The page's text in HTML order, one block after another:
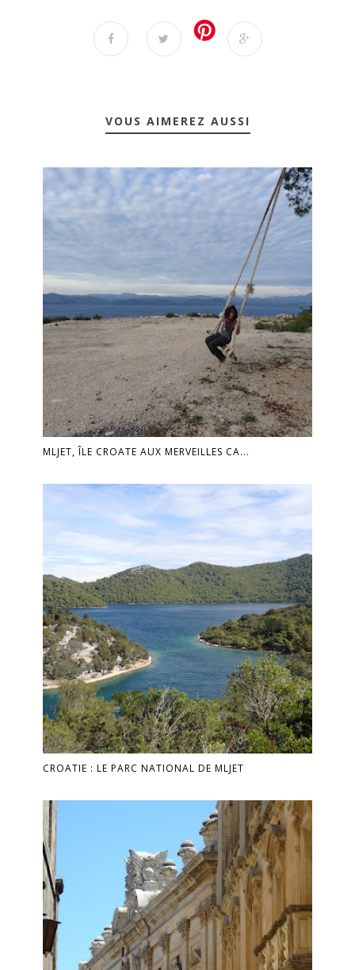
VOUS AIMEREZ AUSSI
MLJET, ÎLE CROATE AUX MERVEILLES CA...
CROATIE : LE PARC NATIONAL DE MLJET